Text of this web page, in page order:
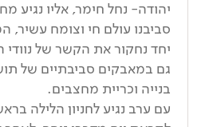
יהודה- נחל חימר, אליו נגיע
סביבנו עולם חי וצומח
יחד נחקור את הקשר של נוודי
גם במאבקים סביבתיים של
בנייה וכריית מחצבים.
עם ערב נגיע לחניון הלילה